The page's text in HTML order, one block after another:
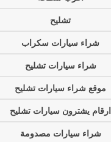
تشليح
شراء سيارات سكراب
شراء سيارات تشليح
موقع شراء سيارات تشليح
ارقام يشترون سيارات تشليح
شراء سيارات مصدومة